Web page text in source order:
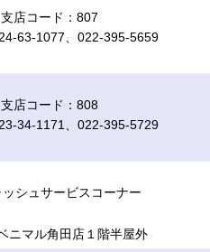
店コード：807
63-1077、022-395-5659
店コード：808
34-1171、022-395-5729
ッシュサービスコーナー
マル角田店１階半屋外